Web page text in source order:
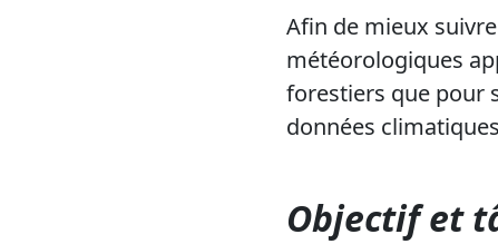
Afin de mieux
météorologiques
forestiers que pour
données
Objectif et